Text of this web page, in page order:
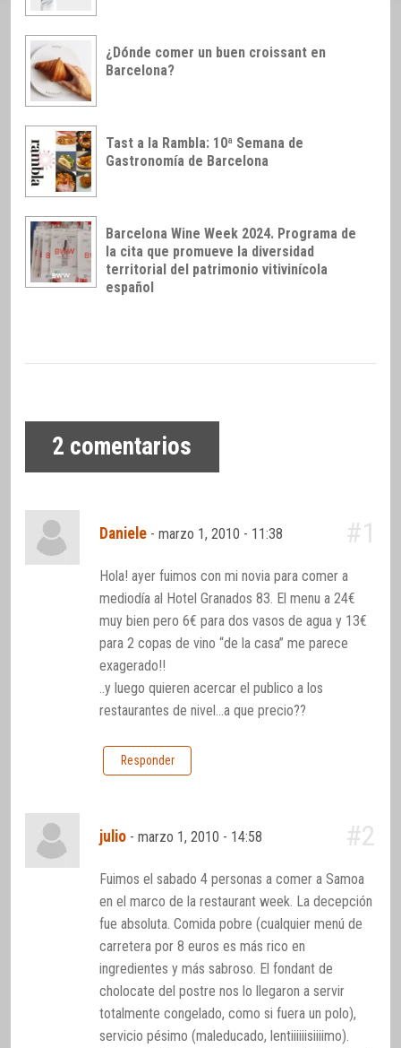
¿Dónde comer un buen croissant en
Barcelona?
Tast a la Rambla: 10ª Semana de
Gastronomía de Barcelona
Barcelona Wine Week 2024. Programa de
la cita que promueve la diversidad
territorial del patrimonio vitivinícola
español
2 comentarios
Daniele -marzo 1, 2010 - 11:38 #1
Hola! ayer fuimos con mi novia para comer a
mediodía al Hotel Granados 83. El menu a 24€
muy bien pero 6€ para dos vasos de agua y 13€
para 2 copas de vino “de la casa” me parece
exagerado!!
..y luego quieren acercar el publico a los
restaurantes de nivel…a que precio??
Responder
julio -marzo 1, 2010 - 14:58 #2
Fuimos el sabado 4 personas a comer a Samoa
en el marco de la restaurant week. La decepción
fue absoluta. Comida pobre (cualquier menú de
carretera por 8 euros es más rico en
ingredientes y más sabroso. El fondant de
cholocate del postre nos lo llegaron a servir
totalmente congelado, como si fuera un polo),
servicio pésimo (maleducado, lentiiiiiisiiiimo).